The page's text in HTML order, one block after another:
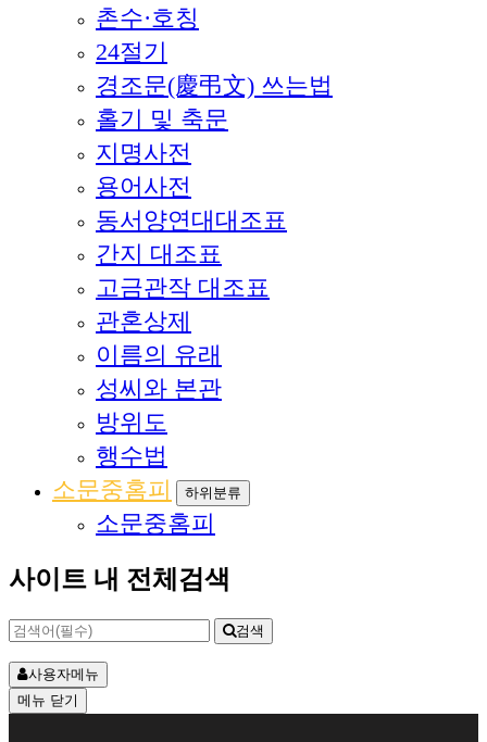
촌수·호칭
24절기
경조문(慶弔文) 쓰는법
홀기 및 축문
지명사전
용어사전
동서양연대대조표
간지 대조표
고금관작 대조표
관혼상제
이름의 유래
성씨와 본관
방위도
행수법
소문중홈피
하위분류
소문중홈피
사이트 내 전체검색
검색
사용자메뉴
메뉴 닫기